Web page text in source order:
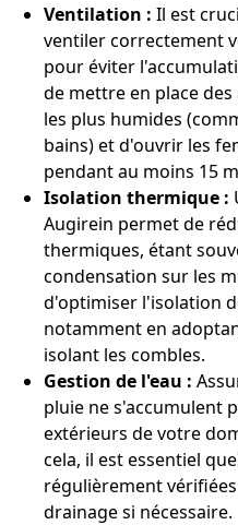
Ventilation : Il est
ventiler correctement
pour éviter
de mettre en place
les plus humides
bains) et d'ouvrir les
pendant au moins 15
Isolation thermique :
Augirein permet de
thermiques, étant
condensation sur les
d'optimiser l'isolation
notamment en
isolant les combles.
Gestion de l'eau :
pluie ne s'accumulent
extérieurs de votre
cela, il est essentiel
régulièrement
drainage si nécessaire.